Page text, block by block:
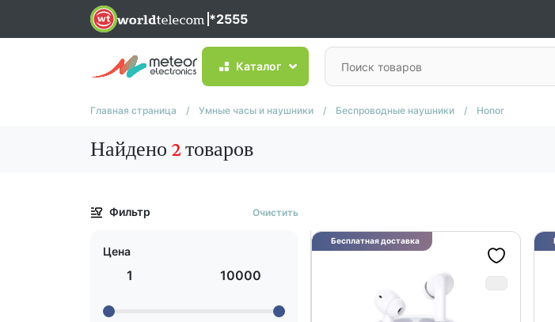
*2555
Каталог
Главная страница / Умные часы и наушники / Беспроводные наушники / Honor
Найдено 2 товаров
Фильтр Очистить
Цена
1 10000
Бесплатная доставка